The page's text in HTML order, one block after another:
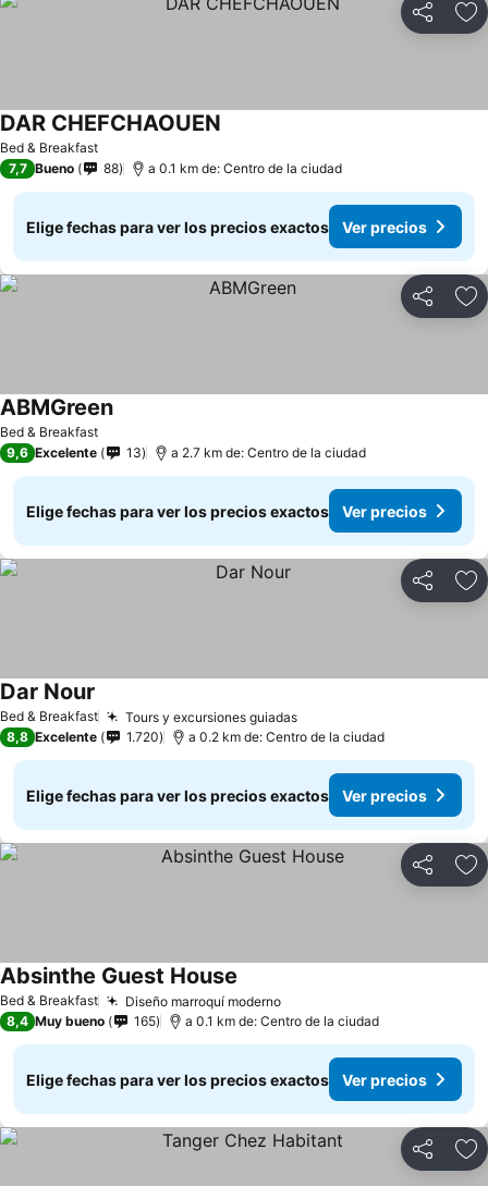
Compartir
Bed & Breakfast
DAR CHEFCHAOUEN
7,7 Bueno 88 a 0.1 km de: Centro de la ciudad
Elige fechas para ver los precios exactos Ver precios
Compartir
Bed & Breakfast
ABMGreen
9,6 Excelente 13 a 2.7 km de: Centro de la ciudad
Elige fechas para ver los precios exactos Ver precios
Compartir
Bed & Breakfast Tours y excursiones guiadas
Dar Nour
8,8 Excelente 1.720 a 0.2 km de: Centro de la ciudad
Elige fechas para ver los precios exactos Ver precios
Compartir
Bed & Breakfast Diseño marroquí moderno
Absinthe Guest House
8,4 Muy bueno 165 a 0.1 km de: Centro de la ciudad
Elige fechas para ver los precios exactos Ver precios
Compartir